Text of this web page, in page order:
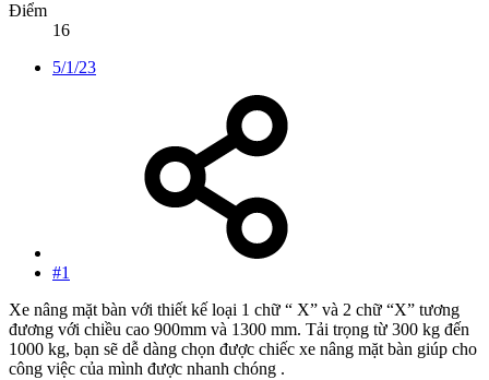
Điểm
16
5/1/23
#1
Xe nâng mặt bàn với thiết kế loại 1 chữ “ X” và 2 chữ “X” tương
đương với chiều cao 900mm và 1300 mm. Tải trọng từ 300 kg đến
1000 kg, bạn sẽ dễ dàng chọn được chiếc xe nâng mặt bàn giúp cho
công việc của mình được nhanh chóng .